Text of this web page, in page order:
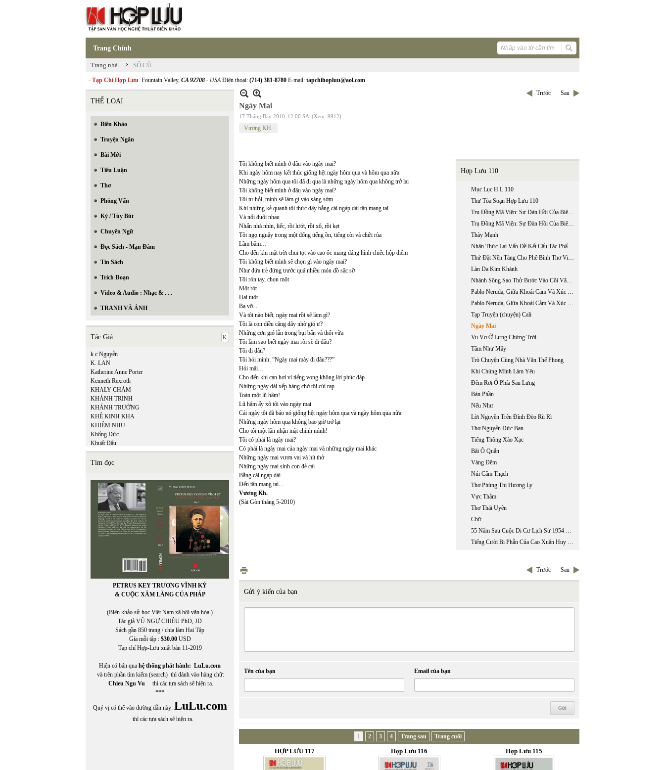
Trang Chính
Trang nhà › SỐ CŨ
- Tạp Chí Hợp Lưu Fountain Valley, CA 92708 - USAĐiện thoại: (714) 381-8780 E-mail: tapchihopluu@aol.com
THỂ LOẠI
Biên Khảo
Truyện Ngắn
Bài Mới
Tiểu Luận
Thơ
Phỏng Vấn
Ký / Tùy Bút
Chuyển Ngữ
Đọc Sách - Mạn Đàm
Tin Sách
Trích Đoạn
Video & Audio : Nhạc & . . .
TRANH VÀ ẢNH
Tác Giả
k c Nguyễn
K. LAN
Katherine Anne Porter
Kenneth Rexroth
KHALY CHÀM
KHÁNH TRINH
KHÁNH TRƯỜNG
KHÊ KINH KHA
KHIÊM NHU
Khổng Đức
Khuất Đẩu
Khuyết Danh
Kiệm Hoàng
Kiều Thị An Giang
KIM LONG
Kim Nhung
Kim Tuấn
Kinh Dương Vương
Kuroda Momoko
Kurt Vonnegut, Jr.
Tìm đọc
PETRUS KEY TRƯƠNG VĨNH KÝ
& CUỘC XÂM LĂNG CỦA PHÁP
(Biên khảo sử học Việt Nam xã hội văn hóa.)
Tác giả VŨ NGỰ CHIÊU PhD, JD
Sách gần 850 trang / chia làm Hai Tập
Gía mỗi tập : $30.00USD
Tạp chí Hợp-Lưu xuất bản 11-2019
Hiện có bán qua hệ thống phát hành: LuLu.com
và trên phần tìm kiếm (search) thì đánh vào hàng chữ:
Chieu Ngu Vu thì các tựa sách sẽ hiện ra.
***
Quý vị có thể vào đường dẫn này: LuLu.com
thì các tựa sách sẽ hiện ra.
Trước Sau
Ngày Mai
17 Tháng Bảy 2010 12:00 SA (Xem: 9912)
Vương KH.
Hợp Lưu 110
Mục Lục H L 110
Thư Tòa Soạn Hợp Lưu 110
Trụ Đồng Mã Viện: Sự Đàn Hồi Của Biên Giới Đế Quốc Trung Hoa (phần 1 / 2)
Trụ Đồng Mã Viện: Sự Đàn Hồi Của Biên Giới Đế Quốc Trung Hoa (phần 2 / 2)
Thày Mạnh
Nhận Thức Lại Vấn Đề Kết Cấu Tác Phẩm Văn Học Dưới Góc Nhìn Cấu Trúc Luận
Thử Đặt Nền Tảng Cho Phê Bình Thơ Việt Đương Đại
Làn Da Kim Khánh
Nhánh Sông Sao Thử Bước Vào Cõi Văn Chương Của Trần Vũ
Pablo Neruda, Giữa Khoái Cảm Và Xúc Cảm (phần 1)
Pablo Neruda, Giữa Khoái Cảm Và Xúc Cảm (phần 2)
Tạp Truyện (chuyện) Cali
Ngày Mai
Vu Vơ Ở Lưng Chừng Trời
Tâm Như Mây
Trò Chuyện Cùng Nhà Văn Thế Phong
Khi Chúng Mình Làm Yêu
Đêm Rơi Ở Phía Sau Lưng
Bán Phần
Nếu Như
Lời Nguyền Trên Đỉnh Đèo Rù Rì
Thơ Nguyễn Đức Bạn
Tiếng Thông Xào Xạc
Bãi Ô Quắn
Vàng Đêm
Núi Cẩm Thạch
Thơ Phùng Thị Hương Ly
Vực Thẳm
Thơ Thái Uyên
Chữ
55 Năm Sau Cuộc Di Cư Lịch Sử 1954 Đọc ‘ Chiến Dịch Đường Tới Tự Do’, 1954-1955
Tiếng Cười Bi Phẫn Của Cao Xuân Huy Trong Mẩu Chuyện “ Trả Lại Tiền”
Tôi không biết mình ở đâu vào ngày mai?
Khi ngày hôm nay kết thúc giống hệt ngày hôm qua và hôm qua nữa
Những ngày hôm qua tôi đã đi qua là những ngày hôm qua không trở lại
Tôi không biết mình ở đâu vào ngày mai?
Tôi tự hỏi, mình sẽ làm gì vào sáng sớm...
Khi những kẻ quanh tôi thức dậy bằng cái ngáp dài tận mang tai
Và nối đuôi nhau
Nhấn nhá nhìn, liếc, rồi lướt, rồi xô, rồi kẹt
Tôi ngọ nguậy trong một đống tiếng ồn, tiếng còi và chửi rủa
Lầm bầm…
Cho đến khi mặt trời chui tọt vào cao ốc mang dáng hình chiếc hộp diêm
Tôi không biết mình sẽ chọn gì vào ngày mai?
Như đứa trẻ đứng trước quá nhiều món đồ sặc sỡ
Tôi rón tay, chọn một
Một rớt
Hai tuột
Ba vỡ...
Và tôi nào biết, ngày mai rồi sẽ làm gì?
Tôi là con diều căng dây nhờ gió ư?
Những cơn gió lẫn trong bụi bẩn và thối vữa
Tôi làm sao biết ngày mai rồi sẽ đi đâu?
Tôi đi đâu?
Tôi hỏi mình: “Ngày mai mày đi đâu???”
Hỏi mãi…
Cho đến khi cạn hơi vì tiếng vọng không lời phúc đáp
Những ngày dài xếp hàng chờ tôi cúi rạp
Toàn một lũ hâm!
Lũ hâm ấy xô tôi vào ngày mai
Cái ngày tôi đã bảo nó giống hệt ngày hôm qua và ngày hôm qua nữa
Những ngày hôm qua không bao giờ trở lại
Cho tôi một lần nhận mặt chính mình!
Tôi có phải là ngày mai?
Có phải là ngày mai của ngày mai và những ngày mai khác
Những ngày mai vươn vai và hít thở
Những ngày mai sinh con đẻ cái
Bằng cái ngáp dài
Đến tận mang tai…
Vương Kh.
(Sài Gòn tháng 5-2010)
Trước Sau
Gửi ý kiến của bạn
Tên của bạn Email của bạn
1 2 3 4 Trang sau Trang cuối
HỢP LƯU 117 Hợp Lưu 116 Hợp Lưu 115